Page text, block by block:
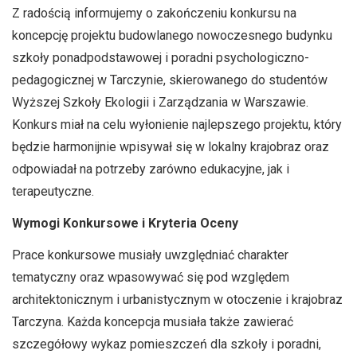
Z radością informujemy o zakończeniu konkursu na
koncepcję projektu budowlanego nowoczesnego budynku
szkoły ponadpodstawowej i poradni psychologiczno-
pedagogicznej w Tarczynie, skierowanego do studentów
Wyższej Szkoły Ekologii i Zarządzania w Warszawie.
Konkurs miał na celu wyłonienie najlepszego projektu, który
będzie harmonijnie wpisywał się w lokalny krajobraz oraz
odpowiadał na potrzeby zarówno edukacyjne, jak i
terapeutyczne.
Wymogi Konkursowe i Kryteria Oceny
Prace konkursowe musiały uwzględniać charakter
tematyczny oraz wpasowywać się pod względem
architektonicznym i urbanistycznym w otoczenie i krajobraz
Tarczyna. Każda koncepcja musiała także zawierać
szczegółowy wykaz pomieszczeń dla szkoły i poradni,